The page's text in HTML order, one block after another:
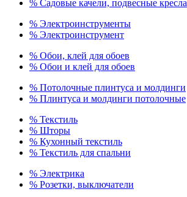
% Садовые качели, подвесные кресла
% Электроинструменты
% Электроинструмент
% Обои, клей для обоев
% Обои и клей для обоев
% Потолочные плинтуса и молдинги
% Плинтуса и молдинги потолочные
% Текстиль
% Шторы
% Кухонный текстиль
% Текстиль для спальни
% Электрика
% Розетки, выключатели